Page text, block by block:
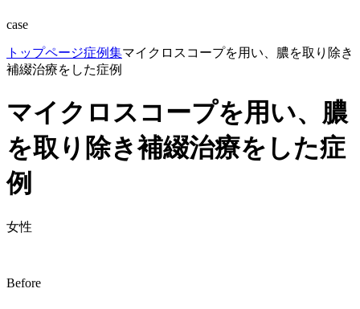
case
トップページ症例集マイクロスコープを用い、膿を取り除き
補綴治療をした症例
マイクロスコープを用い、膿
を取り除き補綴治療をした症
例
女性
Before